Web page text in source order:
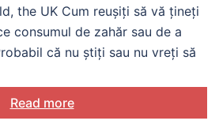
the UK Cum reușiți să vă țineți
consumul de zahăr sau de a
că nu știți sau nu vreți să
Read more